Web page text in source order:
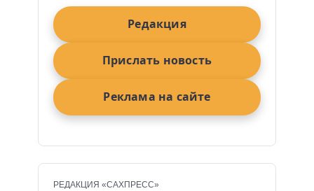
Редакция
Прислать новость
Реклама на сайте
РЕДАКЦИЯ «САХПРЕСС»